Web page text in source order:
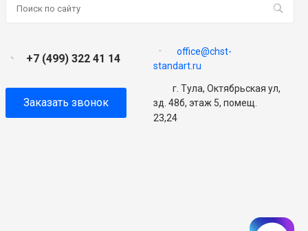
+7 (499) 322 41 14
office@chst-
standart.ru
Заказать звонок
г. Тула, Октябрьская ул,
зд. 48б, этаж 5, помещ.
23,24